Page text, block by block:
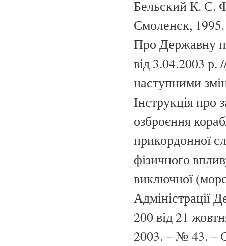
Бельский К. С.
Смоленск,
Про Державну
від 3.04.2003 р.
наступними
Інструкція про
озброєння
прикордонної
фізичного
виключної
Адміністрації
200 від 21
2003. – № 43. –